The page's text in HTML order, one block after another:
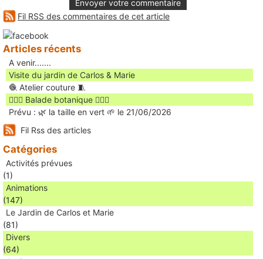
Envoyer votre commentaire
Fil RSS des commentaires de cet article
Articles récents
A venir.......
Visite du jardin de Carlos & Marie
🧶 Atelier couture 🧵
🚶🏻‍♀️ Balade botanique 🚶🏻‍♂️
Prévu : 🌿 la taille en vert 🌱 le 21/06/2026
Fil Rss des articles
Catégories
Activités prévues
(1)
Animations
(147)
Le Jardin de Carlos et Marie
(81)
Divers
(64)